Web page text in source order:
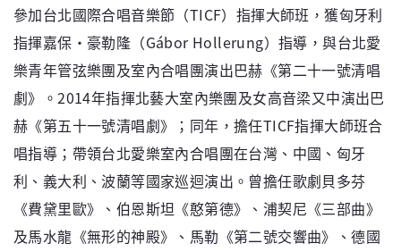
參加台北國際合唱音樂節（TICF）指揮大師班，獲匈牙利
指揮嘉保‧豪勒隆（Gábor Hollerung）指導，與台北愛
樂青年管弦樂團及室內合唱團演出巴赫《第二十一號清唱
劇》。2014年指揮北藝大室內樂團及女高音梁又中演出巴
赫《第五十一號清唱劇》；同年，擔任TICF指揮大師班合
唱指導；帶領台北愛樂室內合唱團在台灣、中國、匈牙
利、義大利、波蘭等國家巡迴演出。曾擔任歌劇貝多芬
《費黛里歐》、伯恩斯坦《憨第德》、浦契尼《三部曲》
及馬水龍《無形的神殿》、馬勒《第二號交響曲》、德國